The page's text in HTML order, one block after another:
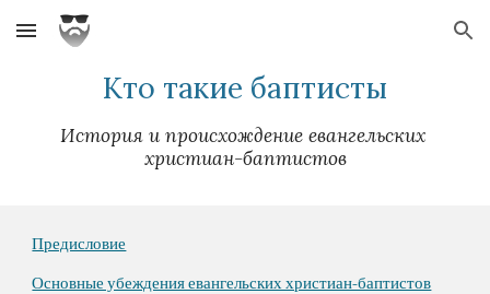
Skip to main content Skip to navigation
Кто такие баптисты
История и происхождение евангельских
христиан-баптистов
Предисловие
Основные убеждения евангельских христиан-баптистов